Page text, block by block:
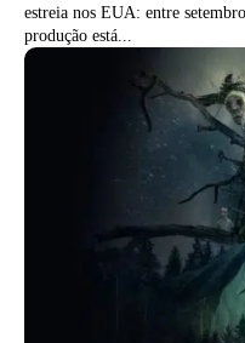
estreia nos EUA: entre
produção está...